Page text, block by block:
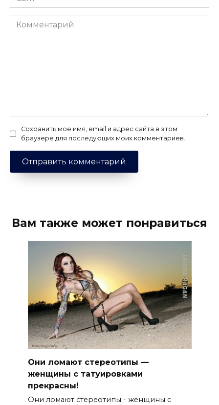
Комментарий
Сохранить моё имя, email и адрес сайта в этом
браузере для последующих моих комментариев.
Вам также может понравиться
Они ломают стереотипы —
женщины с татуировками
прекрасны!
Они ломают стереотипы - женщины с